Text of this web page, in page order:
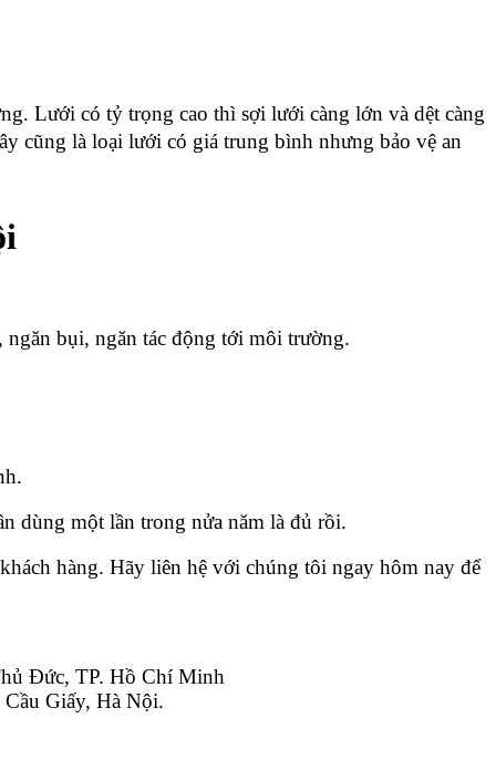
Lưới có tỷ trọng cao thì sợi lưới càng lớn và dệt càng
cũng là loại lưới có giá trung bình nhưng bảo vệ an
bụi, ngăn tác động tới môi trường.
dùng một lần trong nửa năm là đủ rồi.
hàng. Hãy liên hệ với chúng tôi ngay hôm nay để
Đức, TP. Hồ Chí Minh
Giấy, Hà Nội.